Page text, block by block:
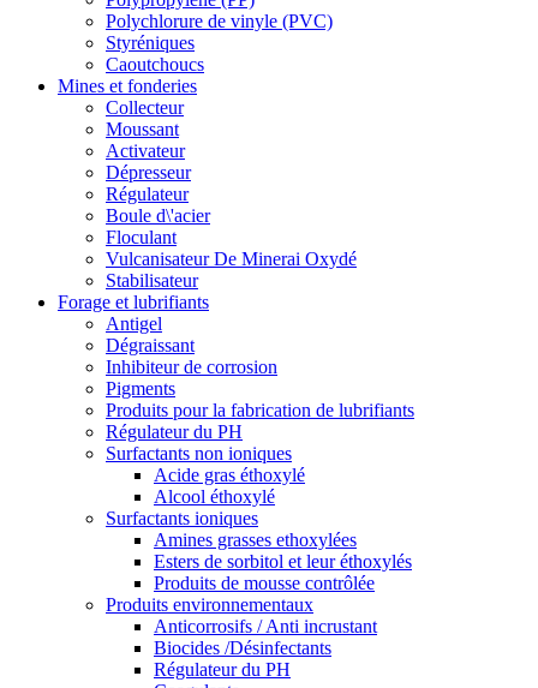
Polychlorure de vinyle (PVC)
Styréniques
Caoutchoucs
Mines et fonderies
Collecteur
Moussant
Activateur
Dépresseur
Régulateur
Boule d\'acier
Floculant
Vulcanisateur De Minerai Oxydé
Stabilisateur
Forage et lubrifiants
Antigel
Dégraissant
Inhibiteur de corrosion
Pigments
Produits pour la fabrication de lubrifiants
Régulateur du PH
Surfactants non ioniques
Acide gras éthoxylé
Alcool éthoxylé
Surfactants ioniques
Amines grasses ethoxylées
Esters de sorbitol et leur éthoxylés
Produits de mousse contrôlée
Produits environnementaux
Anticorrosifs / Anti incrustant
Biocides /Désinfectants
Régulateur du PH